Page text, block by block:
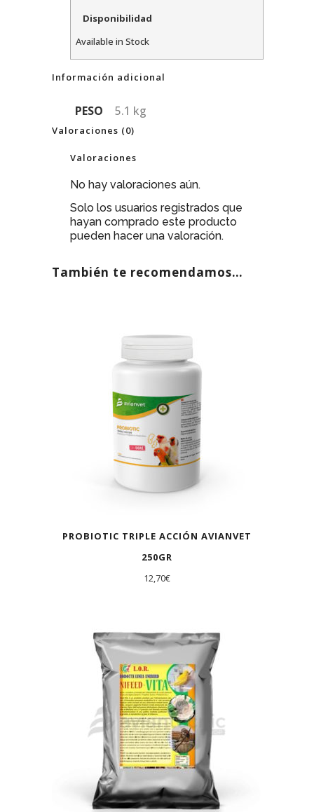
Disponibilidad
Available in Stock
Información adicional
PESO 5.1 kg
Valoraciones (0)
Valoraciones
No hay valoraciones aún.
Solo los usuarios registrados que
hayan comprado este producto
pueden hacer una valoración.
También te recomendamos…
PROBIOTIC TRIPLE ACCIÓN AVIANVET
250GR
12,70€